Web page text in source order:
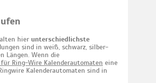
hier unterschiedlichste
sind in weiß, schwarz, silber-
Längen. Wenn die
Ring-Wire Kalenderautomaten eine
Kalenderautomaten sind in